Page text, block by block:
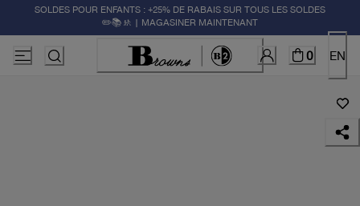
SOLDES POUR ENFANTS : +25% DE RABAIS SUR TOUS LES SOLDES
✏️📚🚸 | MAGASINER MAINTENANT
0 EN